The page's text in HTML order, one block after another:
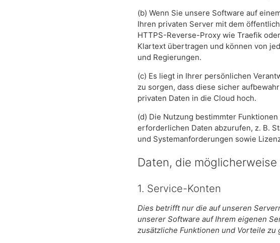
(b) Wenn Sie unsere Software auf
Ihren privaten Server mit dem
HTTPS-Reverse-Proxy wie Traefik
Klartext übertragen und können von
und Regierungen.
(c) Es liegt in Ihrer persönlichen
zu sorgen, dass diese sicher
privaten Daten in die Cloud hoch.
(d) Die Nutzung bestimmter
erforderlichen Daten abzurufen, z. B.
und Systemanforderungen sowie
Daten, die
1. Service-Konten
Dies betrifft nur die auf unseren
unserer Software auf Ihrem eigenen
zusätzliche Funktionen und Vorteile zu